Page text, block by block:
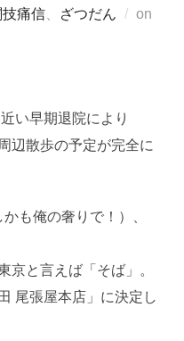
技痛信 ざつだん on
い早期退院により
辺散歩の予定が完全に
も俺の奢りで！）、
京と言えば「そば」。
尾張屋本店」に決定し